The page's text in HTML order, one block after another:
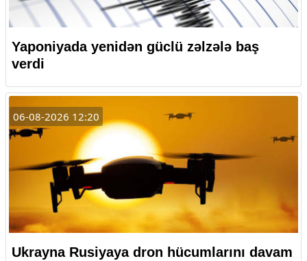
Yaponiyada yenidən güclü zəlzələ baş
verdi
06-08-2026 12:20
Ukrayna Rusiyaya dron hücumlarını davam